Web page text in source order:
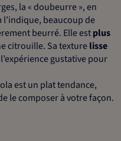
la « doubeurre », en
beaucoup de
beurré. Elle estplus
citrouille. Sa texturelisse
gustative pour
est un plat tendance,
le composer à votre façon.